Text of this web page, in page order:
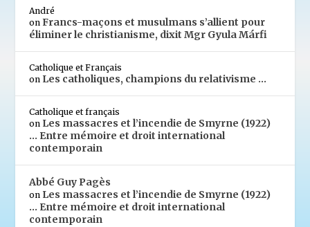
André
onFrancs-maçons et musulmans s’allient pour
éliminer le christianisme, dixit Mgr Gyula Márfi
Catholique et Français
on Les catholiques, champions du relativisme …
Catholique et français
on Les massacres et l’incendie de Smyrne (1922)
… Entre mémoire et droit international
contemporain
Abbé Guy Pagès
on Les massacres et l’incendie de Smyrne (1922)
… Entre mémoire et droit international
contemporain